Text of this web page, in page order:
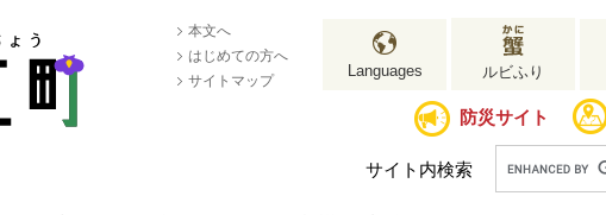
本文へ
はじめての方へ
サイトマップ
Languages ルビふり
防災サイト
サイト内検索